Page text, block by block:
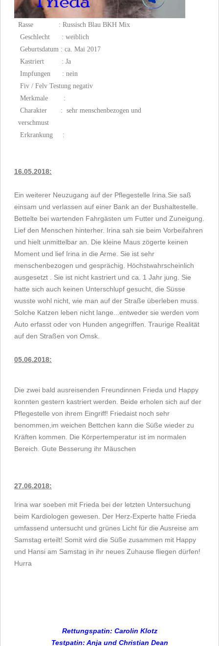
Rasse : Russisch Blau BKH Mix
Geschlecht : weiblich
Geburtsdatum : ca. Mai 2017
Kastriert : Ja
Impfungen : nein
Fiv / Felv Testung negativ
Merkmale :
Charakter : sehr menschenbezogen und
verschmust
Erkrankung :
16.05.2018:
Ein weiterer Neuzugang auf der Pflegestelle Irina.Sie saß
einsam und verlassen auf einer Bank an der Bushaltestelle.
Bettelte bei wartenden Fahrgästen um Futter und Zuneigung.
Lief den Menschen hinterher. Irina sah sie beim Vorbeifahren
und hielt unmittelbar an. Die kleine Maus zögerte keinen
Moment und lief Irina in die Arme. Sie ist sehr
menschenbezogen und gesprächig. Höchstwahrscheinlich
ausgesetzt . Sie ist nicht kastriert und ca. 1 Jahr jung. Sie
hatte sich auch keinen Unterschlupf gesucht, die Süsse
wusste wohl nicht, wie man auf der Straße überleben muss.
Solche Katzen leben nicht lange...entweder sie werden vom
Auto erfasst oder von Hunden angegriffen. Traurige Realität
auf den Straßen von Omsk.
05.06.2018:
Die zwei bald ausreisenden Freundinnen Frieda und Happy
konnten gestern kastriert werden. Beide erholen sich auf der
Pflegestelle von ihrem Eingriff! Friedaist noch sehr
benommen,im weichen Bettchen kann die Süße wieder zu
Kräften kommen. Die Körpertemperatur ist im normalen
Bereich. Gute Besserung ihr Mäuschen
27.06.2018:
Irina war soeben mit Frieda bei der letzten Untersuchung
beim Kardiologen gewesen. Der Herz-Experte hatte Frieda
umfassend untersucht und grünes Licht für die Ausreise am
Samstag erteilt! Somit wird die Süße zusammen mit Happy
und Hansi am Samstag in ihr neues Zuhause fliegen dürfen!
Hurra
Rettungspatin: Carolin Klotz
Testpatin: Anja und Christian Dean